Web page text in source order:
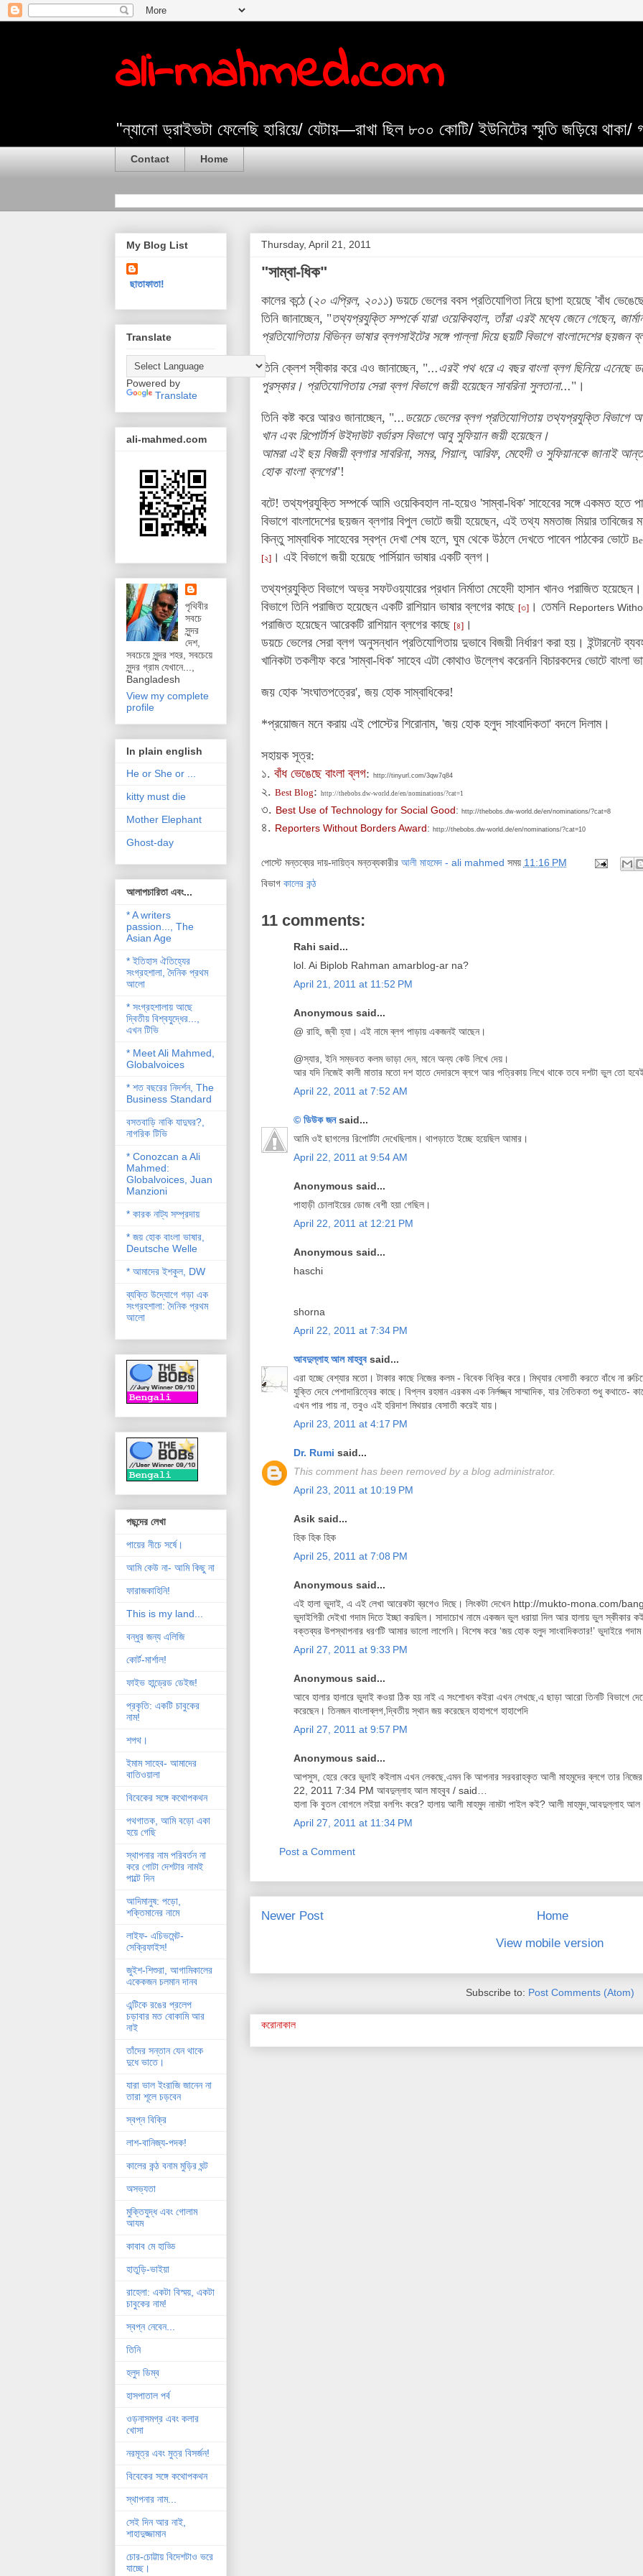
ali-mahmed.com
"ন্যানো ড্রাইভটা ফেলেছি হারিয়ে/ যেটায়—রাখা ছিল ৮০০ কোটি/ ইউনিটের স্মৃতি জড়িয়ে
Contact Home
Thursday, April 21, 2011
"সাম্বা-ধিক"
­কালের কন্ঠে (২০ এপ্রিল, ২০১১) ডয়চে ভেলের ববস প্রতিযোগিতা নিয়ে ছাপা হয়েছে 'বাঁধ
তিনি জানাচ্ছেন, "তথ্যপ্রযুক্তি সম্পর্কে যারা ওয়েকিবহাল, তাঁরা এরই মধ্যে জেনে গেছেন,
প্রতিযোগিতায় বিভিন্ন ভাষার ব্লগসাইটের সঙ্গে পাল্লা দিয়ে ছয়টি বিভাগে বাংলাদেশের
তিনি ক্লেশ স্বীকার করে এও জানাচ্ছেন, "...এরই পথ ধরে এ বছর বাংলা ব্লগ ছিনিয়ে এনেছে
পুরস্কার। প্রতিযোগিতায় সেরা ব্লগ বিভাগে জয়ী হয়েছেন সাবরিনা সুলতানা..."।
তিনি কষ্ট করে আরও জানাচ্ছেন, "...ডয়েচে ভেলের ব্লগ প্রতিযোগিতায় তথ্যপ্রযুক্তি বিভাগে
খান এবং রিপোর্টার্স উইদাউট বর্ডারস বিভাগে আবু সুফিয়ান জয়ী হয়েছেন।
আমরা এই ছয় বিজয়ী ব্লগার সাবরিনা, সমর, পিয়াল, আরিফ, মেহেদী ও সুফিয়ানকে জানাই
হোক বাংলা ব্লগের"!
বটে! তথ্যপ্রযুক্তি সম্পর্কে আমি ওয়েকিবহাল না-হয়েও 'সাম্বা-ধিক' সাহেবের সঙ্গে একমত হতে
বিভাগে বাংলাদেশের ছয়জন ব্লগার বিপুল ভোটে জয়ী হয়েছেন, এই তথ্য মমতাজ মিয়ার
কিন্তু সাম্বাধিক সাহেবের স্বপ্ন দেখা শেষ হলে, ঘুম থেকে উঠলে দেখতে পাবেন পাঠকের ভোটে
[২]। এই বিভাগে জয়ী হয়েছে পার্সিয়ান ভাষার একটি ব্লগ।
তথ্যপ্রযুক্তি বিভাগে অভ্র সফটওয়্যারের প্রধান নির্মাতা মেহেদী হাসান খানও পরাজিত হয়েছেন।
বিভাগে তিনি পরাজিত হয়েছেন একটি রাশিয়ান ভাষার ব্লগের কাছে [৩]। তেমনি Reporters
পরাজিত হয়েছেন আরেকটি রাশিয়ান ব্লগের কাছে [৪]।
ডয়চে ভেলের সেরা ব্লগ অনুসন্ধান প্রতিযোগিতায় দুভাবে বিজয়ী নির্ধারণ করা হয়। ইন্টারনেট
খানিকটা তকলীফ করে 'সাম্বা-ধিক' সাহেব এটা কোথাও উল্লেখ করেননি বিচারকদের ভোটে বাংলা
জয় হোক 'সংঘাতপত্রের', জয় হোক সাম্বাধিকের!
*প্রয়োজন মনে করায় এই পোস্টের শিরোনাম, 'জয় হোক হলুদ সাংবাদিকতা' বদলে দিলাম।
সহায়ক সূত্র:
১. বাঁধ ভেঙেছে বাংলা ব্লগ: http://tinyurl.com/3qw7q84
২. Best Blog: http://thebobs.dw-world.de/en/nominations/?cat=1
৩. Best Use of Technology for Social Good: http://thebobs.dw-world.de/en/nominations/?cat=8
৪. Reporters Without Borders Award: http://thebobs.dw-world.de/en/nominations/?cat=10
পোস্টে মন্তব্যের দায়-দায়িত্ব মন্তব্যকারীর আলী মাহমেদ - ali mahmed সময় 11:16 PM
বিভাগ কালের কন্ঠ
11 comments:
Rahi said...
lol. Ai Biplob Rahman amarblog-ar na?
April 21, 2011 at 11:52 PM
Anonymous said...
@ রাহি, জ্বী হ্যা। এই নামে ব্লগ পাড়ায় একজনই আছেন।
@স্যার, ইনি সম্ভবত কলম ভাড়া দেন, মানে অন্য কেউ লিখে দেয়।
আর যদি নিজেই কালী মাতার মতো দশ হাতে দেদারসে ব্লগে আর পত্রিকায় লিখে থাকে তবে দশটা ভুল তো
April 22, 2011 at 7:52 AM
© ডিউক জনsaid...
আমি ওই ছাগলের রিপোর্টটা দেখেছিলাম। থাপড়াতে ইচ্ছে হয়েছিল আমার।
April 22, 2011 at 9:54 AM
Anonymous said...
পাহাড়ী চোলাইয়ের ডোজ বেশী হয়া গেছিল।
April 22, 2011 at 12:21 PM
Anonymous said...
haschi
shorna
April 22, 2011 at 7:34 PM
আবদুল্লাহ আল মাহবুবsaid...
এরা হচ্ছে বেশ্যার মতো। টাকার কাছে নিজের কলম - বিবেক বিক্রি করে। মিথ‌্যার বেসাতী করতে বাঁধে না
যুক্তি দেবে পেশাদারিত্বের কাছে। বিপ্লব রহমান এরকম এক নির্লজ্জ্ব সাম্মাদিক, যার নৈতিকতা শুধু কথাতে-
এখন পার পায় না, তবুও এই হরিদাশ মিথয়ার বেসাতী করেই যায়।
April 23, 2011 at 4:17 PM
Dr. Rumi said...
This comment has been removed by a blog administrator.
April 23, 2011 at 10:19 PM
Asik said...
হিক হিক হিক
April 25, 2011 at 7:08 PM
Anonymous said...
এই হালা ভুদাই, এ এই লেখা আরেকটা ব্রগেও দিছে। লিংকটা দেখেন http://mukto-mona.com/
ভুদাইগিরী দেইখা গদাম দিতে ইচ্ছা করছিল। সাদাচোখ নামে একজন ভুল ধরায়া দিল আর হালায় ভুল স্কীকার
বক্তব্যর উপস্থাপনার ধরণটি আমার ভালো লাগেনি। বিশেষ করে ‘জয় হোক হলুদ সাংবাদিকতার!’ ভুদাইরে গদাম
April 27, 2011 at 9:33 PM
Anonymous said...
আবে হালার হালারে ভুদাই কওয়া ঠিক হয় নাই এ সংশোধন কইরা এখন লেখছে,এ ছাড়া আরো তিনটি বিভাগে
করেছেন। তিনজন বাংলাব্লগ,দ্বিতীয় স্থান জয় করেছেন হাহাপগে হাহাপেদি
April 27, 2011 at 9:57 PM
Anonymous said...
আপসুস, হেরে কেরে ভুদাই কইলাম এখন লেকছে,এমন কি আপনার সরবরাহকৃত আলী মাহমুদের ব্লগে তার
22, 2011 7:34 PM আবদুল্লাহ আল মাহবুব / said…
হালা কি বুতল বোগলে লইয়া বলগিং করে? হালায় আলী মাহমুদ নামটা পাইল কই? আলী মাহমুদ,আবদুল্লাহ
April 27, 2011 at 11:34 PM
Post a Comment
Newer Post
Home
View mobile version
Subscribe to: Post Comments (Atom)
করোনাকাল
My Blog List
ছাতাফাতা!
Translate
Powered by
Translate
ali-mahmed.com
পৃথিবীর
সবচে
সুন্দর
দেশ,
সবচেয়ে সুন্দর শহর, সবচেয়ে
সুন্দর গ্রাম যেখানে...,
Bangladesh
View my complete
profile
In plain english
He or She or ...
kitty must die
Mother Elephant
Ghost-day
আলাপচারিতা এবং...
* A writers
passion..., The
Asian Age
* ইতিহাস ঐতিহ্যের
সংগ্রহশালা, দৈনিক প্রথম
আলো
* সংগ্রহশালায় আছে
দ্বিতীয় বিশ্বযু্দ্ধের...,
এখন টিভি
* Meet Ali Mahmed,
Globalvoices
* শত বছরের নিদর্শন, The
Business Standard
বসতবাড়ি নাকি যাদুঘর?,
নাগরিক টিভি
* Conozcan a Ali
Mahmed:
Globalvoices, Juan
Manzioni
* কারক নাট্য সম্প্রদায়
* জয় হোক বাংলা ভাষার,
Deutsche Welle
* আমাদের ইশকুল, DW
ব্যক্তি উদ্যোগে গড়া এক
সংগ্রহশালা: দৈনিক প্রথম
আলো
পছন্দের লেখা
পায়ের নীচে সর্ষে।
আমি কেউ না- আমি কিছু না
ফারাজকাহিনি!
This is my land...
বন্ধুর জন্য এলিজি
কোর্ট-মার্শাল!
ফাইভ হান্ড্রেড ডেইজ!
প্রকৃতি: একটি চাবুকের
নাম!
শপথ।
ইমাম সাহেব- আমাদের
বাতিওয়ালা
বিবেকের সঙ্গে কথোপকথন
পথগাতক, আমি বড়ো একা
হয়ে গেছি
স্থাপনার নাম পরিবর্তন না
করে গোটা দেশটার নামই
পাল্টে দিন
আদিমানুষ: পড়ো,
শক্তিমানের নামে
লাইফ- এচিভমেন্ট-
সেক্রিফাইস!
জুইশ-শিশুরা, আগামিকালের
একেকজন চলমান দানব
এন্টিকে রঙের প্রলেপ
চড়াবার মত বোকামি আর
নাই
তাঁদের সন্তান যেন থাকে
দুধে ভাতে।
যারা ভাল ইংরাজি জানেন না
তারা শূলে চড়বেন
স্বপ্ন বিক্রি
লাশ-বানিজ্য-পদক!
কালের কন্ঠ বনাম মুড়ির ঘন্ট
অসভ্যতা
মুক্তিযুদ্ধ এবং গোলাম
আযম
কাবাব মে হাড্ডি
হাতুড়ি-ভাইয়া
রাহেলা: একটা বিস্ময়, একটা
চাবুকের নাম!
স্বপ্ন নেবেন...
তিনি
হলুদ ডিম্ব
হাসপাতাল পর্ব
ওড়নাসমগ্র এবং কলার
খোসা
নরমূত্র এবং মুত্র বিসর্জন!
বিবেকের সঙ্গে কথোপকথন
স্থাপনার নাম...
সেই দিন আর নাই,
শাহাদুজ্জামান
চোর-চোট্টায় বিদেশটাও ভরে
যাচ্ছে।